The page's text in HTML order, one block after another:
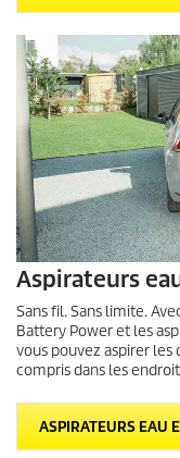
Aspirateurs
Sans fil. Sans limite.
Battery Power et les
vous pouvez aspirer
compris dans les
ASPIRATEURS EAU